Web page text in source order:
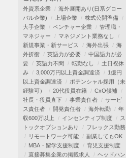
外資系企業
海外展開あり(日系グロー
バル企業)
上場企業
株式公開準備
大手企業
ベンチャー企業
管理職・
マネジャー
マネジメント業務なし
新規事業・新サービス
海外出張
海
外折衝
英語力が必要
中国語力が必
要
英語力不問 転勤なし
土日祝休
み
3,000万円以上資金調達済
1億円
以上資金調達済
ポテンシャル採用（未
経験可）
20代役員在籍
CxO候補
社長・役員直下
事業責任者
サービ
ス責任者
開発責任者 海外転勤
年
収600万以上
インセンティブ制度
ス
トックオプションあり
フレックス勤務
リモートワーク可能
副業してもOK
MBA・留学支援制度
育児支援制度
直接募集企業の掲載求人
ヘッドハン